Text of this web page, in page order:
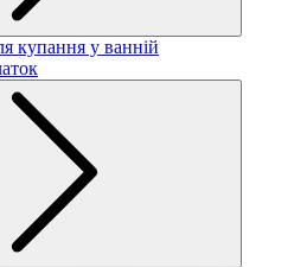
купання у ванній